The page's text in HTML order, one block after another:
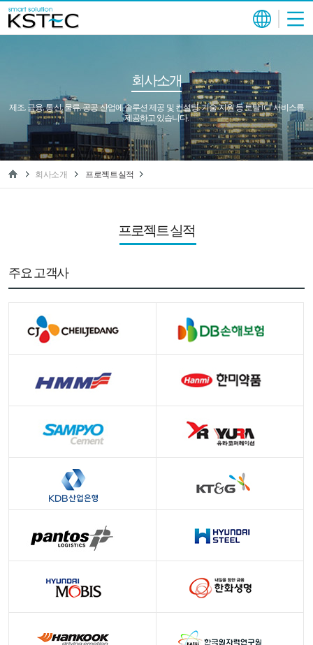
회사소개
제조, 금융, 통신, 물류, 공공 산업에 솔루션 제공 및 컨설팅, 기술 지원 등 토탈 ICT 서비스를
제공하고 있습니다.
회사소개 프로젝트실적
프로젝트 실적
주요 고객사